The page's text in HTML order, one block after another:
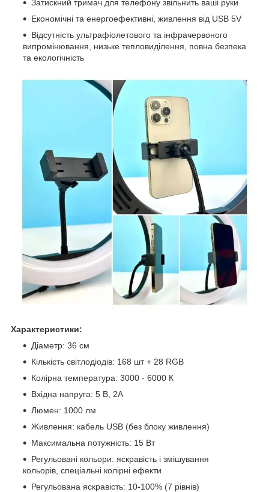
Затискний тримач для телефону звільнить ваші руки
Економічні та енергоефективні, живлення від USB 5V
Відсутність ультрафіолетового та інфрачервоного
випромінювання, низьке тепловиділення, повна безпека
та екологічність
Характеристики:
Діаметр: 36 см
Кількість світлодіодів: 168 шт + 28 RGB
Колірна температура: 3000 - 6000 К
Вхідна напруга: 5 В, 2А
Люмен: 1000 лм
Живлення: кабель USB (без блоку живлення)
Максимальна потужність: 15 Вт
Регульовані кольори: яскравість і змішування
кольорів, спеціальні колірні ефекти
Регульована яскравість: 10-100% (7 рівнів)